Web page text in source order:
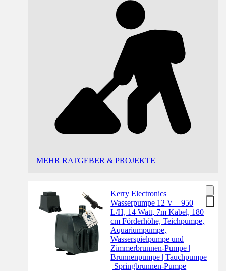
MEHR RATGEBER & PROJEKTE
Kerry Electronics
Wasserpumpe 12 V – 950
L/H, 14 Watt, 7m Kabel, 180
cm Förderhöhe, Teichpumpe,
Aquariumpumpe,
Wasserspielpumpe und
Zimmerbrunnen-Pumpe |
Brunnenpumpe | Tauchpumpe
| Springbrunnen-Pumpe